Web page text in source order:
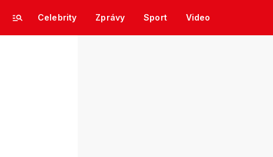
Celebrity Zprávy Sport Video